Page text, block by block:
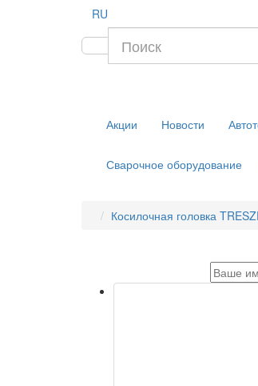
RU
Акции Новости
Сварочное оборудование
Косилочная головка